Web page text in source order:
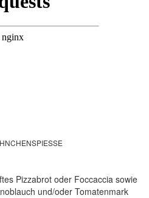
Pizzabrot oder Foccaccia sowie
und/oder Tomatenmark